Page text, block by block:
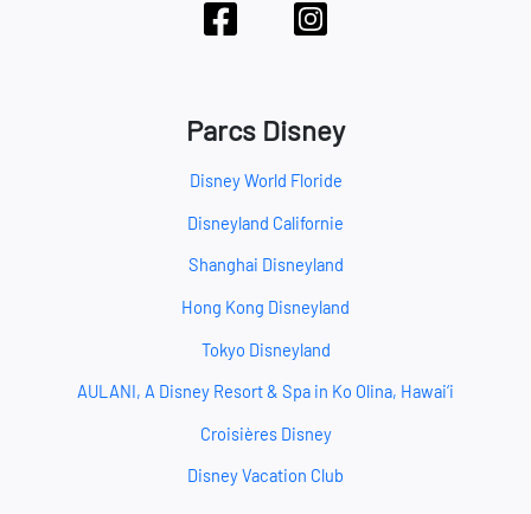
Parcs Disney
Disney World Floride
Disneyland Californie
Shanghai Disneyland
Hong Kong Disneyland
Tokyo Disneyland
AULANI, A Disney Resort & Spa in Ko Olina, Hawai‘i
Croisières Disney
Disney Vacation Club